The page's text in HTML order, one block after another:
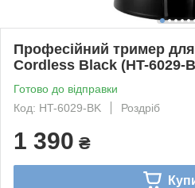
Професійний тример
Cordless Black (HT-6029-
Готово до відправки
Код: HT-6029-BK
Роздріб
1 390 ₴